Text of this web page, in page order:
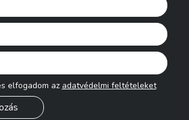
elfogadom az adatvédelmi feltételeket